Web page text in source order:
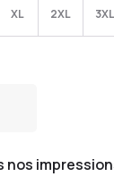
XL 2XL 3XL
nos